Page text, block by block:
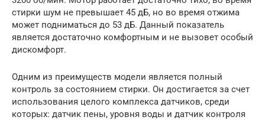
стирки шум не превышает 45 дБ, но во время отжима
может подниматься до 53 дБ. Данный показатель
является достаточно комфортным и не вызовет особый
дискомфорт.
Одним из преимуществ модели является полный
контроль за состоянием стирки. Он достигается за счет
использования целого комплекса датчиков, среди
которых: датчик пены, уровня воды и датчик контроля